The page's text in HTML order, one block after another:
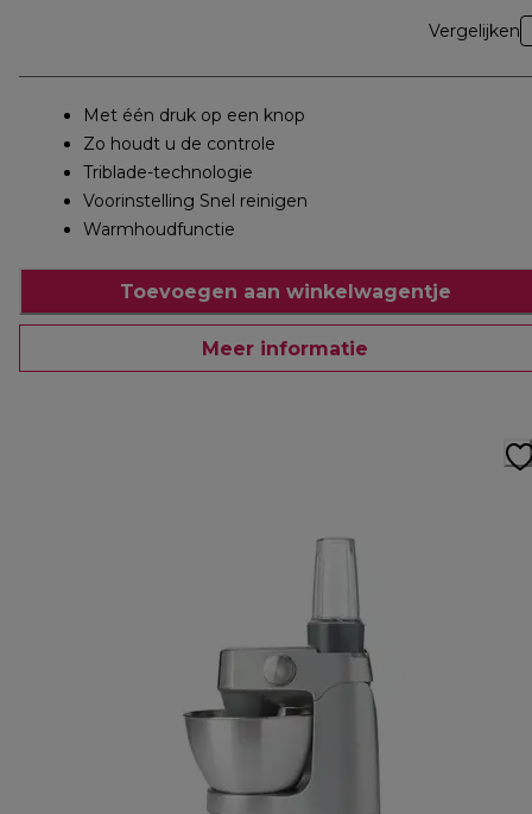
Vergelijken
Met één druk op een knop
Zo houdt u de controle
Triblade-technologie
Voorinstelling Snel reinigen
Warmhoudfunctie
Toevoegen aan winkelwagentje
Meer informatie